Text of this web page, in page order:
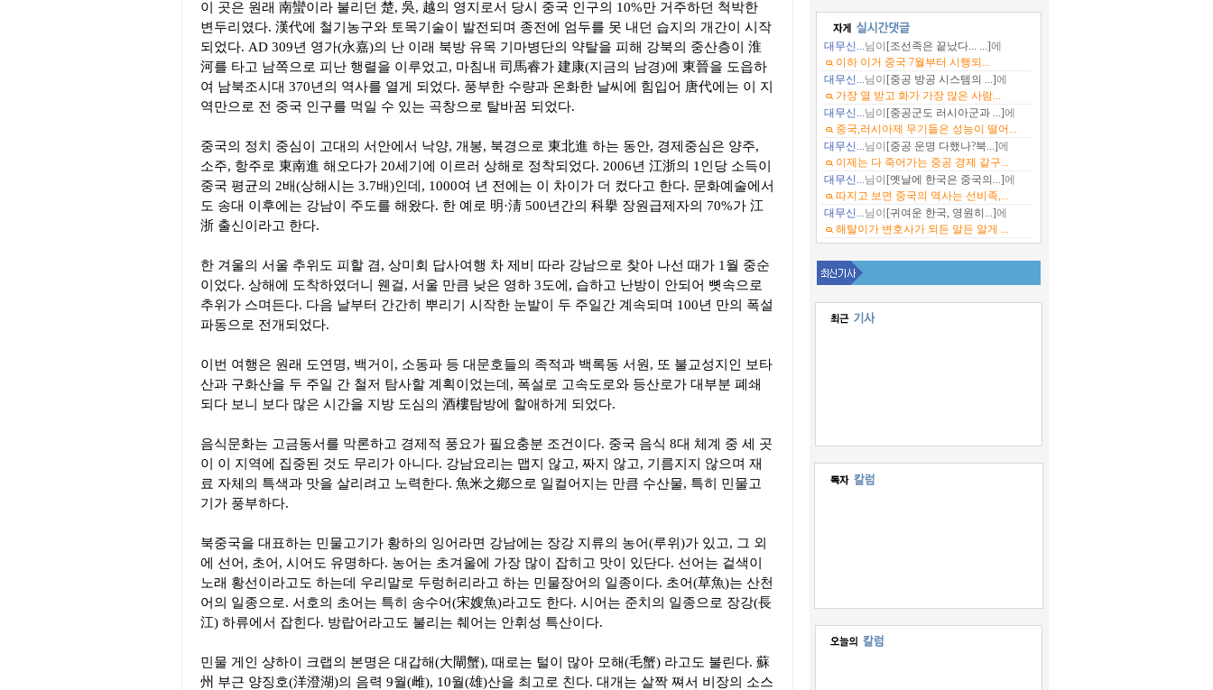
이 곳은 원래 南蠻이라 불리던 楚, 吳, 越의 영지로서 당시 중국 인구의 10%만 거주하던 척박한
변두리였다. 漢代에 철기농구와 토목기술이 발전되며 종전에 엄두를 못 내던 습지의 개간이 시작
되었다. AD 309년 영가(永嘉)의 난 이래 북방 유목 기마병단의 약탈을 피해 강북의 중산층이 淮
河를 타고 남쪽으로 피난 행렬을 이루었고, 마침내 司馬睿가 建康(지금의 남경)에 東晉을 도읍하
여 남북조시대 370년의 역사를 열게 되었다. 풍부한 수량과 온화한 날씨에 힘입어 唐代에는 이 지
역만으로 전 중국 인구를 먹일 수 있는 곡창으로 탈바꿈 되었다.
중국의 정치 중심이 고대의 서안에서 낙양, 개봉, 북경으로 東北進 하는 동안, 경제중심은 양주,
소주, 항주로 東南進 해오다가 20세기에 이르러 상해로 정착되었다. 2006년 江浙의 1인당 소득이
중국 평균의 2배(상해시는 3.7배)인데, 1000여 년 전에는 이 차이가 더 컸다고 한다. 문화예술에서
도 송대 이후에는 강남이 주도를 해왔다. 한 예로 明·淸 500년간의 科擧 장원급제자의 70%가 江
浙 출신이라고 한다.
한 겨울의 서울 추위도 피할 겸, 상미회 답사여행 차 제비 따라 강남으로 찾아 나선 때가 1월 중순
이었다. 상해에 도착하였더니 웬걸, 서울 만큼 낮은 영하 3도에, 습하고 난방이 안되어 뼛속으로
추위가 스며든다. 다음 날부터 간간히 뿌리기 시작한 눈발이 두 주일간 계속되며 100년 만의 폭설
파동으로 전개되었다.
이번 여행은 원래 도연명, 백거이, 소동파 등 대문호들의 족적과 백록동 서원, 또 불교성지인 보타
산과 구화산을 두 주일 간 철저 탐사할 계획이었는데, 폭설로 고속도로와 등산로가 대부분 폐쇄
되다 보니 보다 많은 시간을 지방 도심의 酒樓탐방에 할애하게 되었다.
음식문화는 고금동서를 막론하고 경제적 풍요가 필요충분 조건이다. 중국 음식 8대 체계 중 세 곳
이 이 지역에 집중된 것도 무리가 아니다. 강남요리는 맵지 않고, 짜지 않고, 기름지지 않으며 재
료 자체의 특색과 맛을 살리려고 노력한다. 魚米之鄕으로 일컬어지는 만큼 수산물, 특히 민물고
기가 풍부하다.
북중국을 대표하는 민물고기가 황하의 잉어라면 강남에는 장강 지류의 농어(루위)가 있고, 그 외
에 선어, 초어, 시어도 유명하다. 농어는 초겨울에 가장 많이 잡히고 맛이 있단다. 선어는 겉색이
노래 황선이라고도 하는데 우리말로 두렁허리라고 하는 민물장어의 일종이다. 초어(草魚)는 산천
어의 일종으로. 서호의 초어는 특히 송수어(宋嫂魚)라고도 한다. 시어는 준치의 일종으로 장강(長
江) 하류에서 잡힌다. 방랍어라고도 불리는 췌어는 안휘성 특산이다.
민물 게인 샹하이 크랩의 본명은 대갑해(大閘蟹), 때로는 털이 많아 모해(毛蟹) 라고도 불린다. 蘇
州 부근 양징호(洋澄湖)의 음력 9월(雌), 10월(雄)산을 최고로 친다. 대개는 살짝 쪄서 비장의 소스
대무신...님이 [조선족은 끝났다... ...]에
이하 이거 중국 7월부터 시행되...
대무신...님이 [중공 방공 시스템의 ...]에
가장 열 받고 화가 가장 많은 사람...
대무신...님이 [중공군도 러시아군과 ...]에
중국,러시아제 무기들은 성능이 떨어...
대무신...님이 [중공 운명 다했나?북...]에
이제는 다 죽어가는 중공 경제 같구...
대무신...님이 [옛날에 한국은 중국의...]에
따지고 보면 중국의 역사는 선비족,...
대무신...님이 [귀여운 한국, 영원히...]에
해탈이가 변호사가 되든 말든 알게 ...